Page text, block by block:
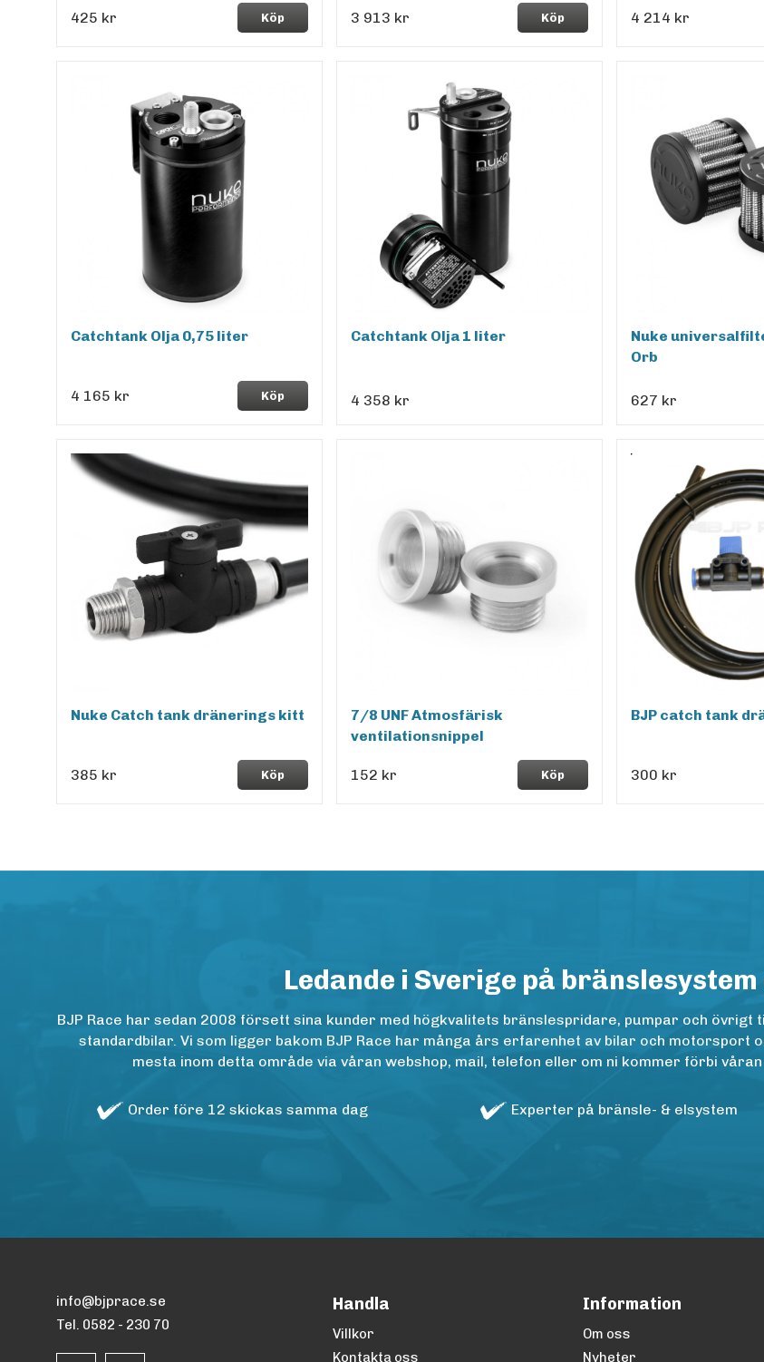
425 kr Köp 3 913 kr Köp 4 214 kr
Catchtank Olja 0,75 liter
4 165 kr Köp
Catchtank Olja 1 liter
4 358 kr
Nuke
Orb
627 kr
Nuke Catch tank dränerings kitt
385 kr Köp
7/8 UNF Atmosfärisk
ventilationsnippel
152 kr Köp
BJP catch tank
300 kr
Ledande i Sverige på
BJP Race har sedan 2008 försett sina kunder med högkvalitets bränslespridare, pumpar och övrigt
standardbilar. Vi som ligger bakom BJP Race har många års erfarenhet av bilar och motorsport
mesta inom detta område via våran webshop, mail, telefon eller om ni kommer förbi
Order före 12 skickas samma dag Experter på bränsle- & elsystem
info@bjprace.se
Tel. 0582 - 230 70
Handla
Villkor
Kontakta oss
Information
Om oss
Nyheter